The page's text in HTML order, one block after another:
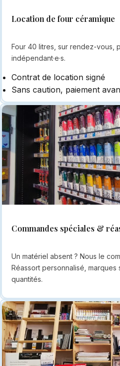
Location de four céramique
Four 40 litres, sur rendez-vous,
indépendant·e·s.
Contrat de location signé
Sans caution, paiement
Commandes spéciales &
Un matériel absent ? Nous le
Réassort personnalisé,
quantités.